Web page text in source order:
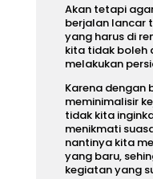
Akan tetapi
berjalan lancar
yang harus di
kita tidak boleh
melakukan
Karena dengan
meminimalisir
tidak kita
menikmati
nantinya kita
yang baru,
kegiatan yang